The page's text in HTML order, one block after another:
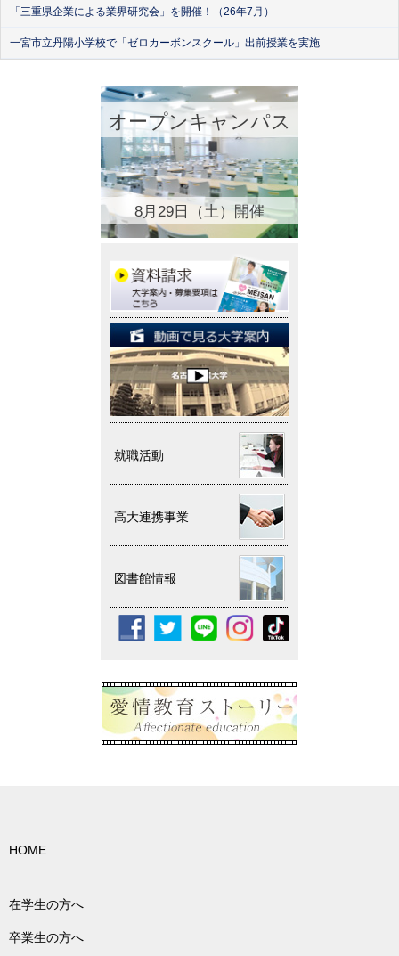
「三重県企業による業界研究会」を開催！（26年7月）
一宮市立丹陽小学校で「ゼロカーボンスクール」出前授業を実施
オープンキャンパス
8月29日（土）開催
就職活動
高大連携事業
図書館情報
HOME
在学生の方へ
卒業生の方へ